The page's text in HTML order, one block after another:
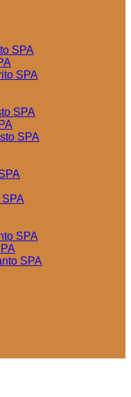
SPA
SPA
SPA
SPA
SPA
SPA